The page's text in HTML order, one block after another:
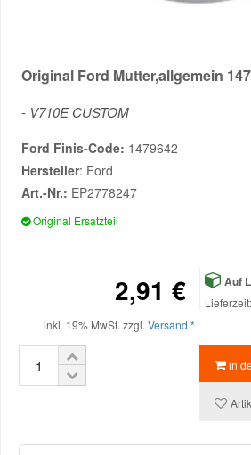
Original Ford Mutter,allgemein
- V710E CUSTOM
Ford Finis-Code: 1479642
Hersteller: Ford
Art.-Nr.: EP2778247
Original Ersatzteil
2,91 €
inkl. 19% MwSt. zzgl. Versand *
Auf
in
Zündanlage und Glühanlage
Karosserie Werkzeug
Werkstattbedarf
Daihatsu Ersatzteile
Honda Ersatzteile
Jeep Ersatzteile
Kia Ersatzteile
Lancia Ersatzteile